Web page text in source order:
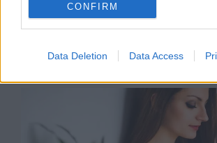
CONFIRM
Data Deletion Data Access
Poza granice strachu.
śladem krucjaty, która
w historii